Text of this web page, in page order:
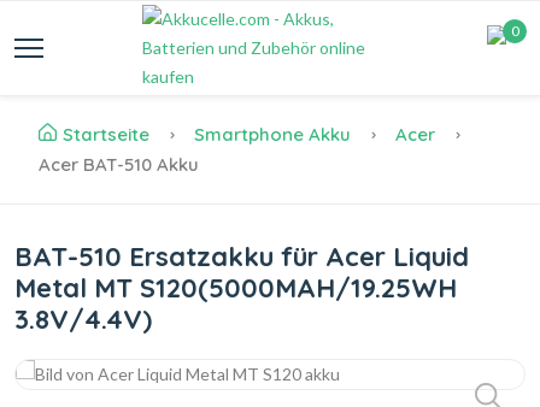
0
Startseite Smartphone Akku
Acer
Acer BAT-510 Akku
BAT-510 Ersatzakku für Acer Liquid
Metal MT S120(5000MAH/19.25WH
3.8V/4.4V)